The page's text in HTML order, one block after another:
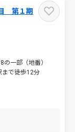
第１期
一部（地番）
まで徒歩12分